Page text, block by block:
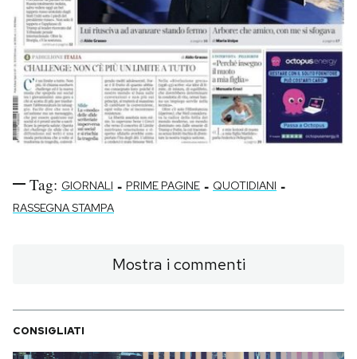
Tag: GIORNALI - PRIME PAGINE - QUOTIDIANI -
RASSEGNA STAMPA
Mostra i commenti
CONSIGLIATI